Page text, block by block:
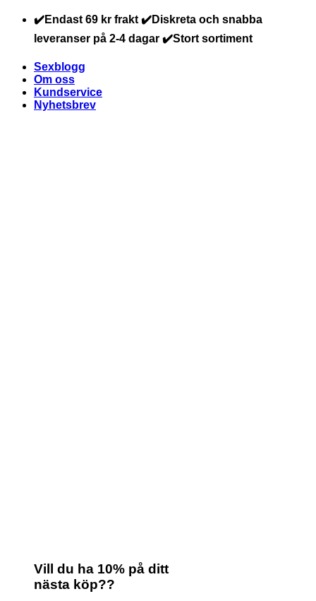
Skip
content
✔️Endast 69 kr frakt ✔️Diskreta och snabba
leveranser på 2-4 dagar ✔️Stort sortiment
Sexblogg
Om oss
Kundservice
Nyhetsbrev
Vill du ha 10% på ditt
nästa köp??